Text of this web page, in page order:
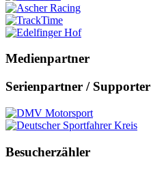
Medienpartner
Serienpartner / Supporter
Besucherzähler